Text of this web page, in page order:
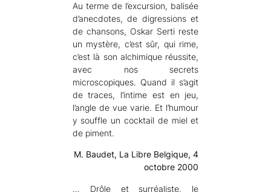
Au terme de l’excursion, balisée
d’anecdotes, de digressions et
de chansons, Oskar Serti reste
un mystère, c’est sûr, qui rime,
c’est là son alchimique réussite,
avec nos secrets
microscopiques. Quand il s’agit
de traces, l’intime est en jeu,
l’angle de vue varie. Et l’humour
y souffle un cocktail de miel et
de piment.
M. Baudet, La Libre Belgique, 4
octobre 2000
… Drôle et surréaliste, le